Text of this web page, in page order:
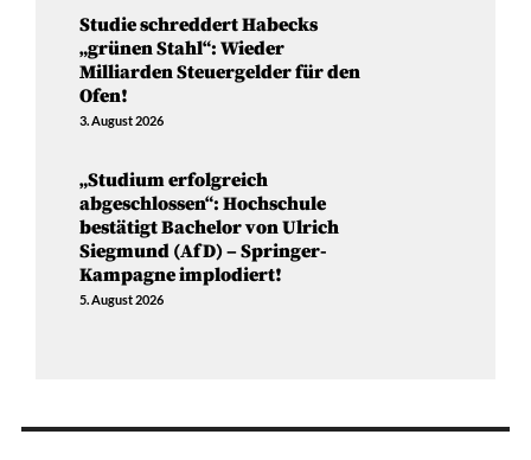
Studie schreddert Habecks
„grünen Stahl“: Wieder
Milliarden Steuergelder für den
Ofen!
3. August 2026
„Studium erfolgreich
abgeschlossen“: Hochschule
bestätigt Bachelor von Ulrich
Siegmund (AfD) – Springer-
Kampagne implodiert!
5. August 2026